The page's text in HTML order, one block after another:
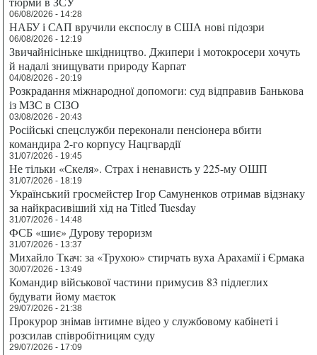
06/08/2026 - 14:28
НАБУ і САП вручили експослу в США нові підозри
06/08/2026 - 12:19
Звичайнісіньке шкідництво. Джипери і мотокросери хочуть
й надалі знищувати природу Карпат
04/08/2026 - 20:19
Розкрадання міжнародної допомоги: суд відправив Банькова
із МЗС в СІЗО
03/08/2026 - 20:43
Російські спецслужби переконали пенсіонера вбити
командира 2-го корпусу Нацгвардії
31/07/2026 - 19:45
Не тільки «Скеля». Страх і ненависть у 225-му ОШП
31/07/2026 - 18:19
Український гросмейстер Ігор Самуненков отримав відзнаку
за найкрасивіший хід на Titled Tuesday
31/07/2026 - 14:48
ФСБ «шиє» Дурову тероризм
31/07/2026 - 13:37
Михайло Ткач: за «Трухою» стирчать вуха Арахамії і Єрмака
30/07/2026 - 13:49
Командир військової частини примусив 83 підлеглих
будувати йому маєток
29/07/2026 - 21:38
Прокурор знімав інтимне відео у службовому кабінеті і
розсилав співробітницям суду
29/07/2026 - 17:09